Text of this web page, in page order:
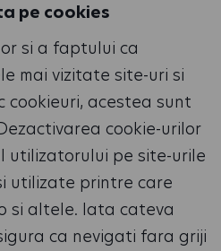
pe cookies
si a faptului ca
mai vizitate site-uri si
cookieuri, acestea sunt
cookie-urilor
utilizatorului pe site-urile
utilizate printre care
si altele. Iata cateva
ca nevigati fara griji